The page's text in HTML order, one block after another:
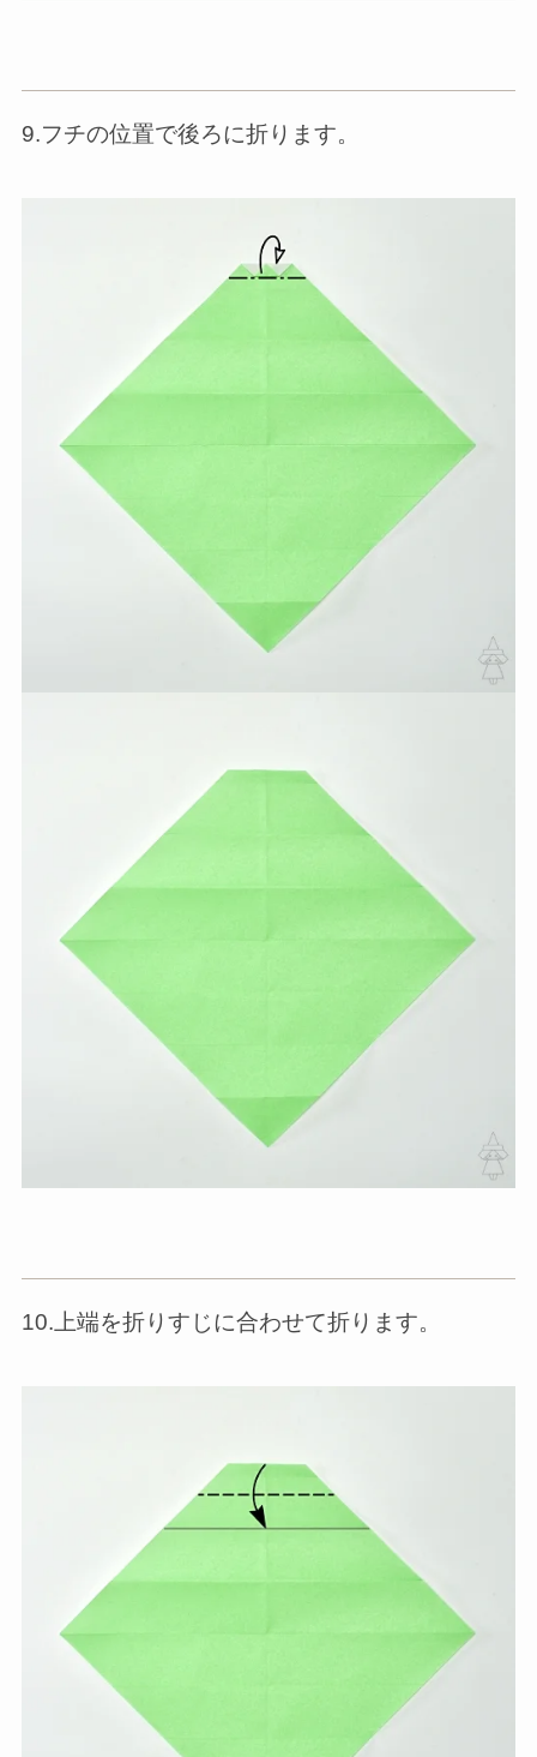
9.フチの位置で後ろに折ります。
10.上端を折りすじに合わせて折ります。